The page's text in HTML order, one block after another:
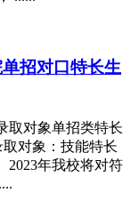
招对口特长生
取对象单招类特长
对象：技能特长
2023年我校将对符